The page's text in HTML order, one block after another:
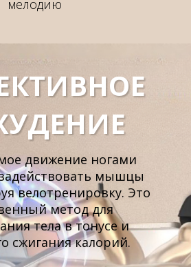
мелодию
движение ногами
мышцы
велотренировку. Это
метод для
тела в тонусе и
сжигания калорий.